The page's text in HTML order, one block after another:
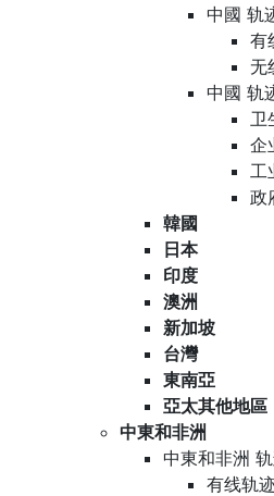
中國 轨
有
无
中國 轨
卫
企
工
政
韓國
日本
印度
澳洲
新加坡
台灣
東南亞
亞太其他地區
中東和非洲
中東和非洲
有线轨